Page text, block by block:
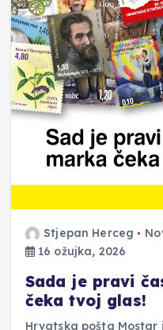
Stjepan Herceg
16 ožujka, 2026
Sada je pravi
čeka tvoj glas!
Hrvatska pošta